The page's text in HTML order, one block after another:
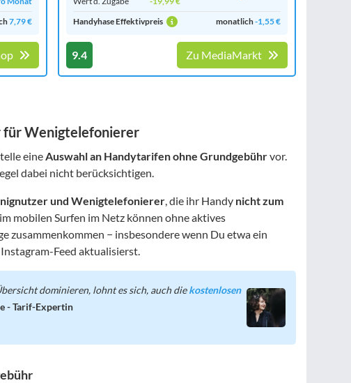
7,79 € Handyhase Effektivpreis monatlich-1,55 €
9.4 Zu MediaMarkt
für Wenigtelefonierer
eineAuswahl an Handytarifen ohne Grundgebührvor.
dabei nicht berücksichtigen.
und Wenigtelefonierer, die ihr Handy nicht zum
mobilen Surfen im Netz können ohne aktives
zusammenkommen − insbesondere wenn Du etwa ein
Feed aktualisierst.
dominieren, lohnt es sich, auch diekostenlosen
- Tarif-Expertin